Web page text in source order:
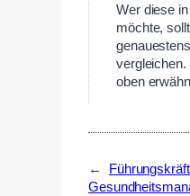
Wer diese
möchte,
oben
←